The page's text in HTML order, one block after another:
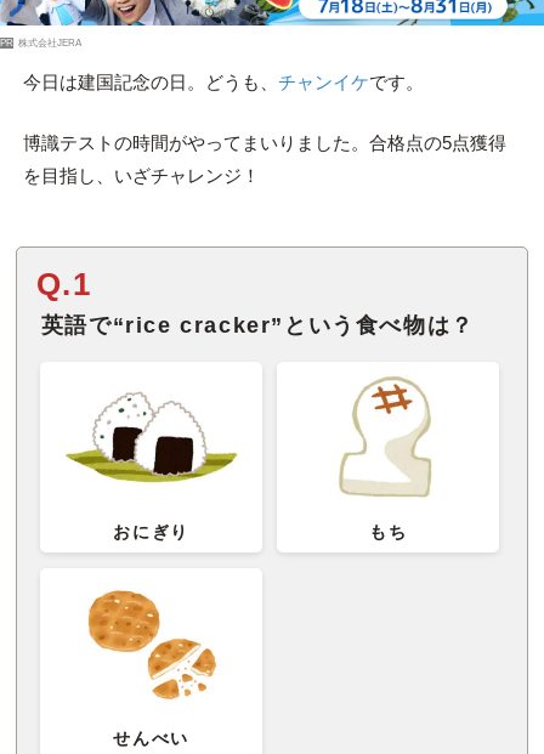
PR 株式会社JERA
今日は建国記念の日。どうも、 チャンイケです。
博識テストの時間がやってまいりました。合格点の5点獲得
を目指し、いざチャレンジ！
Q.1
英語で“rice cracker”という食べ物は？
おにぎり もち
せんべい